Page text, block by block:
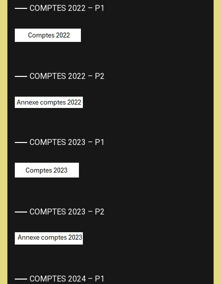
COMPTES 2022 – P1
COMPTES 2022 – P2
COMPTES 2023 – P1
COMPTES 2023 – P2
COMPTES 2024 – P1